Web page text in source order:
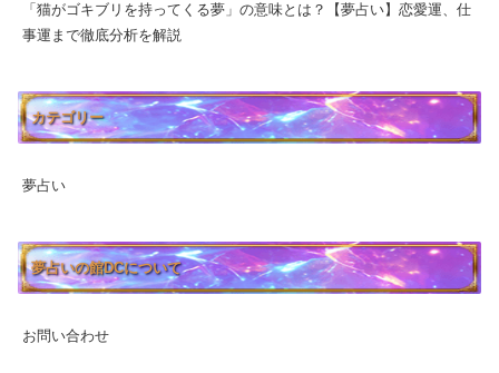
「猫がゴキブリを持ってくる夢」の意味とは？【夢占い】恋愛運、仕
事運まで徹底分析を解説
カテゴリー
夢占い
夢占いの館DCについて
お問い合わせ